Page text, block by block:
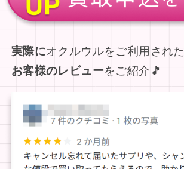
実際にオクルウルをご利用された
お客様のレビューをご紹介🎵